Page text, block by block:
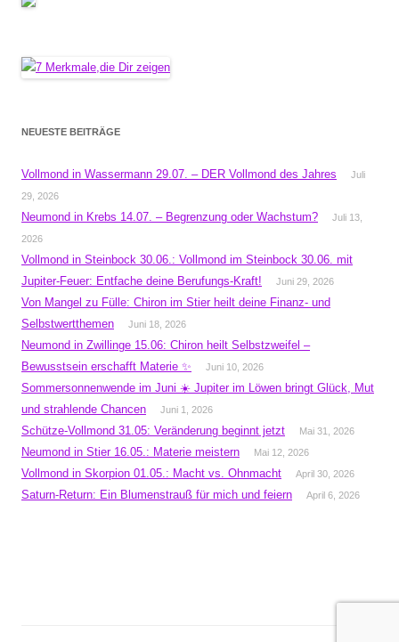
NEUESTE BEITRÄGE
Vollmond in Wassermann 29.07. – DER Vollmond des Jahres
Juli
29, 2026
Neumond in Krebs 14.07. – Begrenzung oder Wachstum?
Juli 13,
2026
Vollmond in Steinbock 30.06.: Vollmond im Steinbock 30.06. mit
Jupiter-Feuer: Entfache deine Berufungs-Kraft!
Juni 29, 2026
Von Mangel zu Fülle: Chiron im Stier heilt deine Finanz- und
Selbstwertthemen
Juni 18, 2026
Neumond in Zwillinge 15.06: Chiron heilt Selbstzweifel –
Bewusstsein erschafft Materie ✨
Juni 10, 2026
Sommersonnenwende im Juni ☀️ Jupiter im Löwen bringt Glück, Mut
und strahlende Chancen
Juni 1, 2026
Schütze-Vollmond 31.05: Veränderung beginnt jetzt Mai 31, 2026
Neumond in Stier 16.05.: Materie meistern Mai 12, 2026
Vollmond in Skorpion 01.05.: Macht vs. Ohnmacht April 30, 2026
Saturn-Return: Ein Blumenstrauß für mich und feiern April 6, 2026